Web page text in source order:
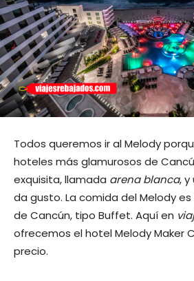
Todos queremos ir al Melody
hoteles más glamurosos de
exquisita, llamada arena blanca,
da gusto. La comida del Melody
de Cancún, tipo Buffet. Aquí en
ofrecemos el hotel Melody Maker
precio.